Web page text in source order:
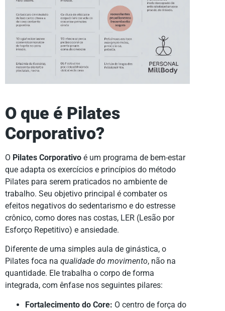
O que é Pilates
Corporativo?
O Pilates Corporativo é um programa de bem-estar
que adapta os exercícios e princípios do método
Pilates para serem praticados no ambiente de
trabalho. Seu objetivo principal é combater os
efeitos negativos do sedentarismo e do estresse
crônico, como dores nas costas, LER (Lesão por
Esforço Repetitivo) e ansiedade.
Diferente de uma simples aula de ginástica, o
Pilates foca na qualidade do movimento, não na
quantidade. Ele trabalha o corpo de forma
integrada, com ênfase nos seguintes pilares:
Fortalecimento do Core: O centro de força do